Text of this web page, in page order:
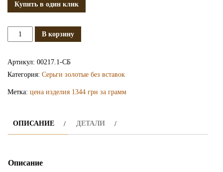
Купить в один клик
КоличествоВ корзину
Артикул: 00217.1-СБ
Категория: Серьги золотые без вставок
Метка: цена изделия 1344 грн за грамм
ОПИСАНИЕ ДЕТАЛИ
Описание